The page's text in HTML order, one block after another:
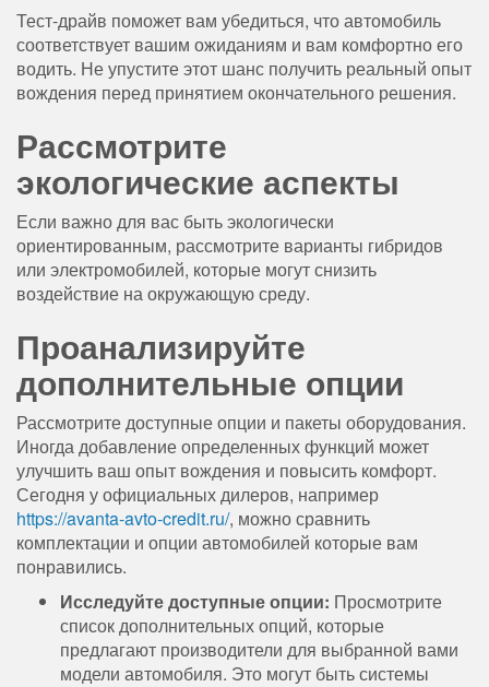
Тест-драйв поможет вам убедиться, что автомобиль
соответствует вашим ожиданиям и вам комфортно его
водить. Не упустите этот шанс получить реальный опыт
вождения перед принятием окончательного решения.
Рассмотрите
экологические аспекты
Если важно для вас быть экологически
ориентированным, рассмотрите варианты гибридов
или электромобилей, которые могут снизить
воздействие на окружающую среду.
Проанализируйте
дополнительные опции
Рассмотрите доступные опции и пакеты оборудования.
Иногда добавление определенных функций может
улучшить ваш опыт вождения и повысить комфорт.
Сегодня у официальных дилеров, например
https://avanta-avto-credit.ru/, можно сравнить
комплектации и опции автомобилей которые вам
понравились.
Исследуйте доступные опции: Просмотрите
список дополнительных опций, которые
предлагают производители для выбранной вами
модели автомобиля. Это могут быть системы